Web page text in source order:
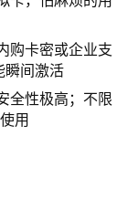
购卡密或企业支
瞬间激活
全性极高；不限
用